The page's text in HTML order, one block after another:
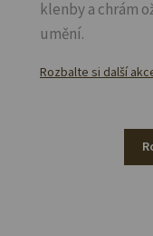
klenby a chrám
umění.
Rozbalte si další